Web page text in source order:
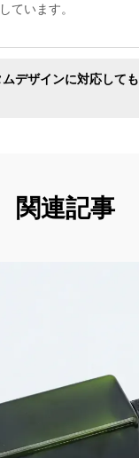
ています。
デザインに対応して
関連記事